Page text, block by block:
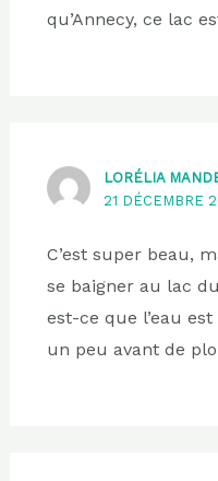
qu’Annecy, ce lac
LORÉLIA
21 DÉCEMBRE
C’est super beau,
se baigner au lac
est-ce que l’eau
un peu avant de